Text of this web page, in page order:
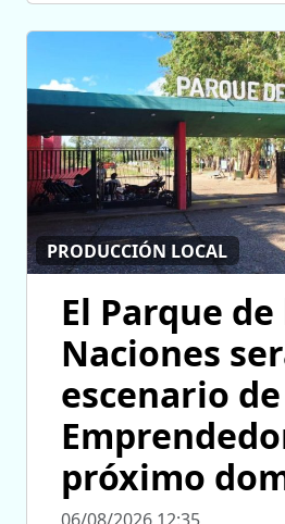
PRODUCCIÓN LOCAL
El Parque de
Naciones
escenario
próximo